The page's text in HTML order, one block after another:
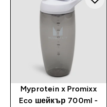
Myprotein x Promixx
Eco шейкър 700ml -